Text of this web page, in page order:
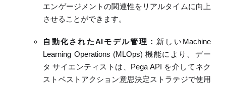
エンゲージメントの関連性をリアルタイムに向上
させることができます。
自動化されたAI モデル管理 ： 新しい Machine
Learning Operations (MLOps)機能により、デー
タ サイエンティストは、 Pega API を介して ネク
ストベストアクション意思決定ストラテジで使用